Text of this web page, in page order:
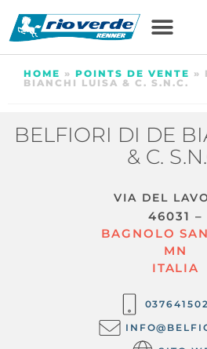
HOME » POINTS DE VENTE »
BIANCHI LUISA & C. S.N.C.
BELFIORI DI DE
& C.
VIA DEL
46031 –
BAGNOLO
MN
ITALIA